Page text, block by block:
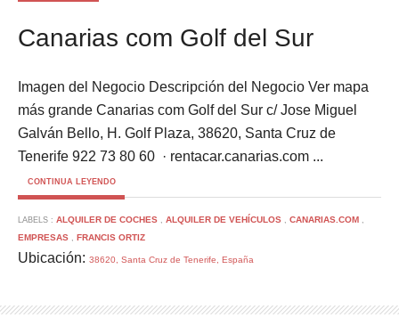
Canarias com Golf del Sur
Imagen del Negocio Descripción del Negocio Ver mapa
más grande Canarias com Golf del Sur c/ Jose Miguel
Galván Bello, H. Golf Plaza, 38620, Santa Cruz de
Tenerife 922 73 80 60 ‎ · rentacar.canarias.com ...
CONTINUA LEYENDO
LABELS : ALQUILER DE COCHES , ALQUILER DE VEHÍCULOS , CANARIAS.COM ,
EMPRESAS , FRANCIS ORTIZ
Ubicación: 38620, Santa Cruz de Tenerife, España